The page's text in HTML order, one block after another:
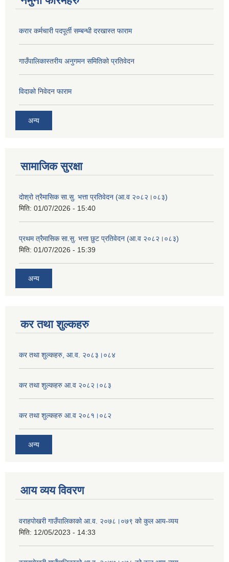
करार कर्मचारी पदपूर्ती सम्बन्धी दरखास्त फाराम
गाउँपालिकास्तरीय अनुगमन समितिको प्रतिवेदन
विदाको निवेदन फाराम
अन्य
सामाजिक सुरक्षा
दोश्रो त्रैमासिक सा.सु. भत्ता प्रतिवेदन (आ.व २०८२।०८३)
मिति: 01/07/2026 - 15:40
प्रथम त्रैमासिक सा.सु. भत्ता छुट प्रतिवेदन (आ.व २०८२।०८३)
मिति: 01/07/2026 - 15:39
अन्य
कर तथा शुल्कहरु
कर तथा शुल्कहरु, आ.व. २०८३।०८४
कर तथा शुल्कहरु आ.व २०८२।०८३
कर तथा शुल्कहरु आ.व २०८१।०८२
अन्य
आय व्यय विवरण
वराहपोखरी गाउँपालिकाको आ.व. २०७८।०७९ को कुल आय-व्यय
मिति: 12/05/2023 - 14:33